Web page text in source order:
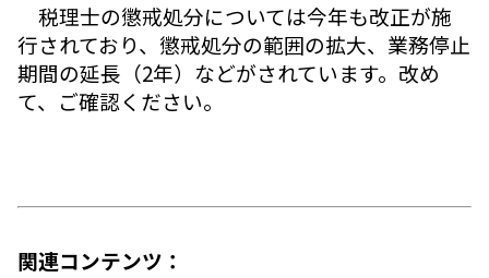
税理士の懲戒処分については今年も改正が施
行されており、懲戒処分の範囲の拡大、業務停止
期間の延長（2年）などがされています。改め
て、ご確認ください。
関連コンテンツ：